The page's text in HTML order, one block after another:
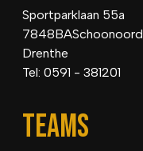
Sportparklaan 55a
7848BASchoonoord
Drenthe
Tel: 0591 - 381201
TEAMS